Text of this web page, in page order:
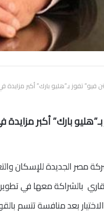
فيو” تفوز بـ”هليو بارك” أكبر
بارك” أكبر
مصر الجديدة للإسكان
بالشراكة معها في